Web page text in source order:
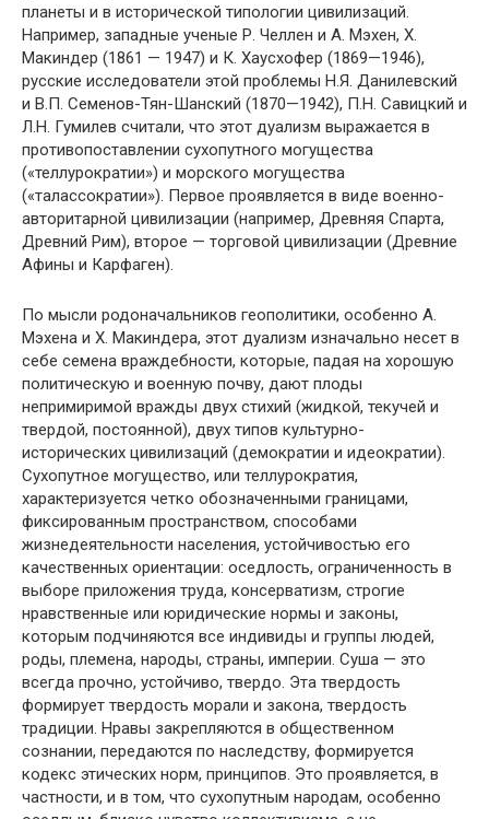
планеты и в исторической типологии цивилизаций.
Например, западные ученые Р. Челлен и А. Мэхен, X.
Макиндер (1861 — 1947) и К. Хаусхофер (1869—1946),
русские исследователи этой проблемы Н.Я. Данилевский
и В.П. Семенов-Тян-Шанский (1870—1942), П.Н. Савицкий и
Л.Н. Гумилев считали, что этот дуализм выражается в
противопоставлении сухопутного могущества
(«теллурократии») и морского могущества
(«талассократии»). Первое проявляется в виде военно-
авторитарной цивилизации (например, Древняя Спарта,
Древний Рим), второе — торговой цивилизации (Древние
Афины и Карфаген).
По мысли родоначальников геополитики, особенно А.
Мэхена и X. Макиндера, этот дуализм изначально несет в
себе семена враждебности, которые, падая на хорошую
политическую и военную почву, дают плоды
непримиримой вражды двух стихий (жидкой, текучей и
твердой, постоянной), двух типов культурно-
исторических цивилизаций (демократии и идеократии).
Сухопутное могущество, или теллурократия,
характеризуется четко обозначенными границами,
фиксированным пространством, способами
жизнедеятельности населения, устойчивостью его
качественных ориентации: оседлость, ограниченность в
выборе приложения труда, консерватизм, строгие
нравственные или юридические нормы и законы,
которым подчиняются все индивиды и группы людей,
роды, племена, народы, страны, империи. Суша — это
всегда прочно, устойчиво, твердо. Эта твердость
формирует твердость морали и закона, твердость
традиции. Нравы закрепляются в общественном
сознании, передаются по наследству, формируется
кодекс этических норм, принципов. Это проявляется, в
частности, и в том, что сухопутным народам, особенно